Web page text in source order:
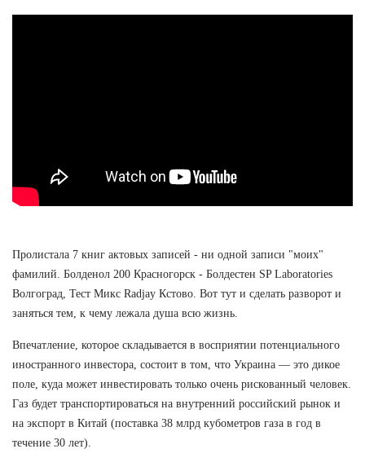
Пролистала 7 книг актовых записей - ни одной записи "моих"
фамилий. Болденол 200 Красногорск - Болдестен SP Laboratories
Волгоград, Тест Микс Radjay Кстово. Вот тут и сделать разворот и
заняться тем, к чему лежала душа всю жизнь.
Впечатление, которое складывается в восприятии потенциального
иностранного инвестора, состоит в том, что Украина — это дикое
поле, куда может инвестировать только очень рискованный человек.
Газ будет транспортироваться на внутренний российский рынок и
на экспорт в Китай (поставка 38 млрд кубометров газа в год в
течение 30 лет).